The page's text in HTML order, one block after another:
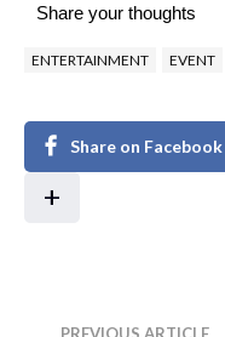
Share your thoughts
ENTERTAINMENT EVENT
Share on Facebook
+
PREVIOUS ARTICLE